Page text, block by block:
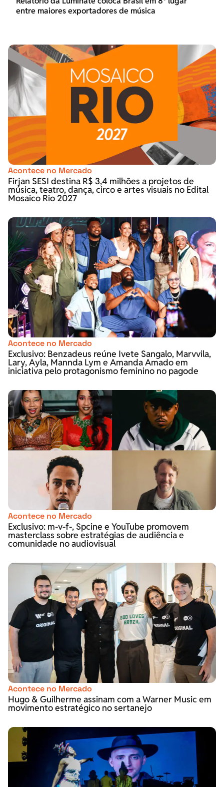
entre maiores exportadores de música
Acontece no Mercado
Firjan SESI destina R$ 3,4 milhões a projetos de
música, teatro, dança, circo e artes visuais no Edital
Mosaico Rio 2027
Acontece no Mercado
Exclusivo: Benzadeus reúne Ivete Sangalo, Marvvila,
Lary, Ayla, Mannda Lym e Amanda Amado em
iniciativa pelo protagonismo feminino no pagode
Acontece no Mercado
Exclusivo: m-v-f-, Spcine e YouTube promovem
masterclass sobre estratégias de audiência e
comunidade no audiovisual
Acontece no Mercado
Hugo & Guilherme assinam com a Warner Music em
movimento estratégico no sertanejo